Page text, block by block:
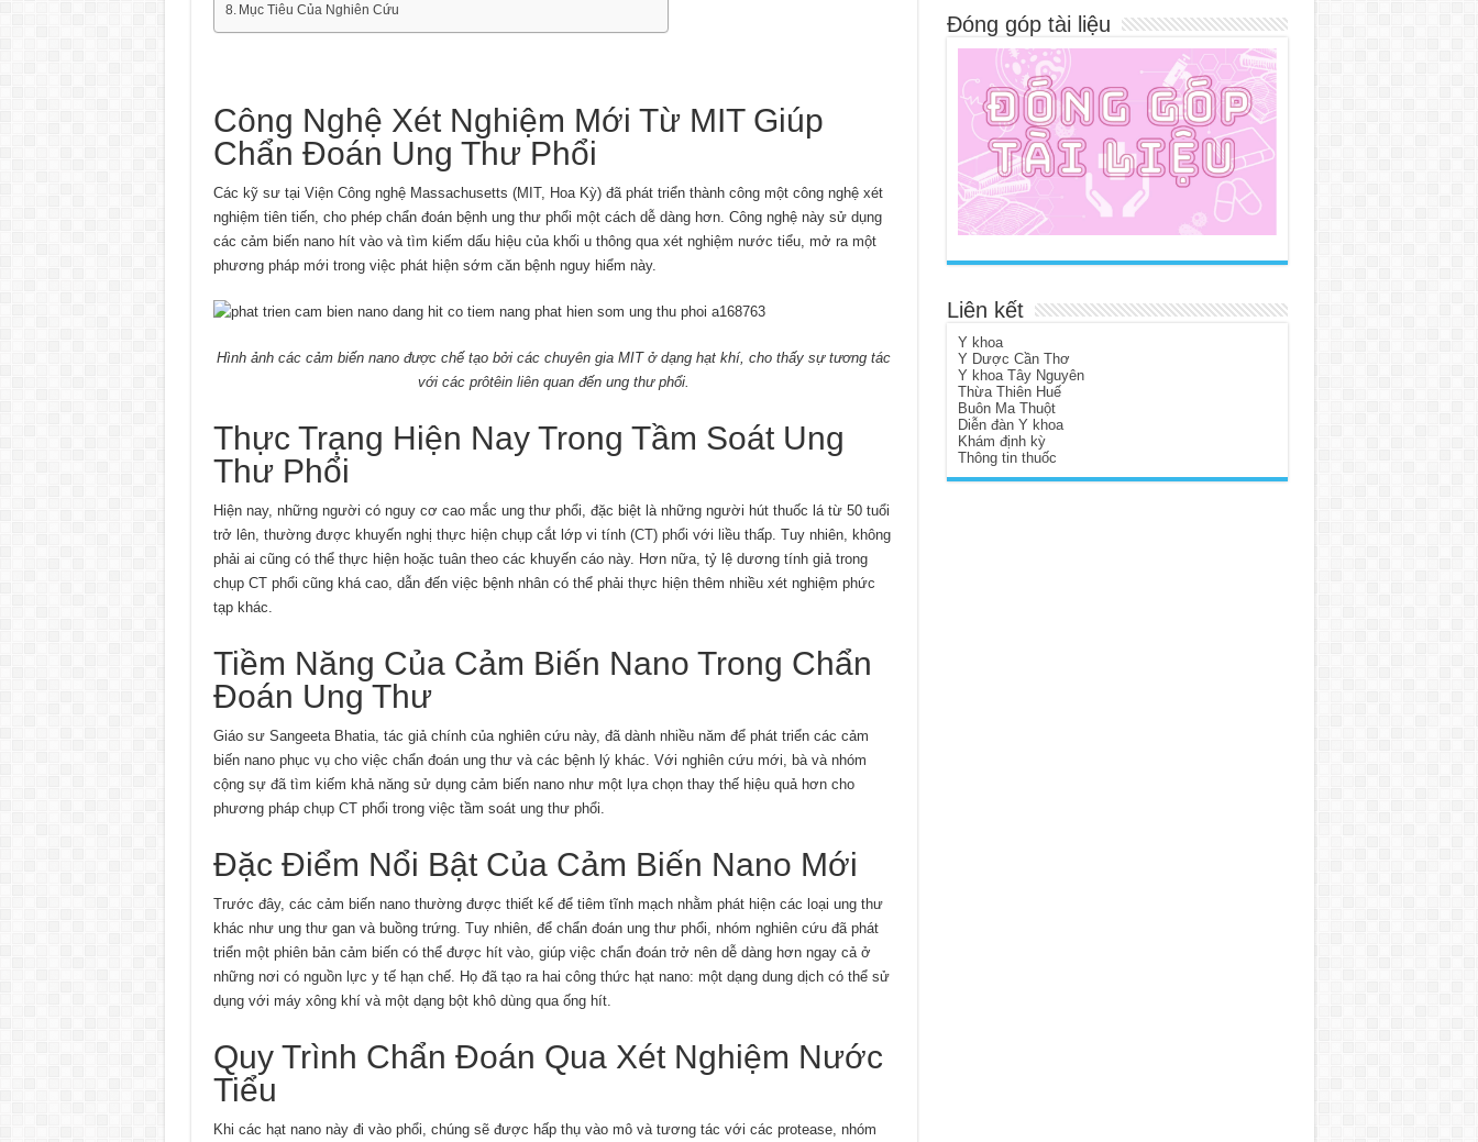
Mục Tiêu Của Nghiên Cứu
Công Nghệ Xét Nghiệm Mới Từ MIT Giúp
Chẩn Đoán Ung Thư Phổi
Các kỹ sư tại Viện Công nghệ Massachusetts (MIT, Hoa Kỳ) đã phát triển thành công một công nghệ xét
nghiệm tiên tiến, cho phép chẩn đoán bệnh ung thư phổi một cách dễ dàng hơn. Công nghệ này sử dụng
các cảm biến nano hít vào và tìm kiếm dấu hiệu của khối u thông qua xét nghiệm nước tiểu, mở ra một
phương pháp mới trong việc phát hiện sớm căn bệnh nguy hiểm này.
Hình ảnh các cảm biến nano được chế tạo bởi các chuyên gia MIT ở dạng hạt khí, cho thấy sự tương tác
với các prôtêin liên quan đến ung thư phổi.
Thực Trạng Hiện Nay Trong Tầm Soát Ung
Thư Phổi
Hiện nay, những người có nguy cơ cao mắc ung thư phổi, đặc biệt là những người hút thuốc lá từ 50 tuổi
trở lên, thường được khuyến nghị thực hiện chụp cắt lớp vi tính (CT) phổi với liều thấp. Tuy nhiên, không
phải ai cũng có thể thực hiện hoặc tuân theo các khuyến cáo này. Hơn nữa, tỷ lệ dương tính giả trong
chụp CT phổi cũng khá cao, dẫn đến việc bệnh nhân có thể phải thực hiện thêm nhiều xét nghiệm phức
tạp khác.
Tiềm Năng Của Cảm Biến Nano Trong Chẩn
Đoán Ung Thư
Giáo sư Sangeeta Bhatia, tác giả chính của nghiên cứu này, đã dành nhiều năm để phát triển các cảm
biến nano phục vụ cho việc chẩn đoán ung thư và các bệnh lý khác. Với nghiên cứu mới, bà và nhóm
cộng sự đã tìm kiếm khả năng sử dụng cảm biến nano như một lựa chọn thay thế hiệu quả hơn cho
phương pháp chụp CT phổi trong việc tầm soát ung thư phổi.
Đặc Điểm Nổi Bật Của Cảm Biến Nano Mới
Trước đây, các cảm biến nano thường được thiết kế để tiêm tĩnh mạch nhằm phát hiện các loại ung thư
khác như ung thư gan và buồng trứng. Tuy nhiên, để chẩn đoán ung thư phổi, nhóm nghiên cứu đã phát
triển một phiên bản cảm biến có thể được hít vào, giúp việc chẩn đoán trở nên dễ dàng hơn ngay cả ở
những nơi có nguồn lực y tế hạn chế. Họ đã tạo ra hai công thức hạt nano: một dạng dung dịch có thể sử
dụng với máy xông khí và một dạng bột khô dùng qua ống hít.
Quy Trình Chẩn Đoán Qua Xét Nghiệm Nước
Tiểu
Khi các hạt nano này đi vào phổi, chúng sẽ được hấp thụ vào mô và tương tác với các protease, nhóm
Đóng góp tài liệu
Liên kết
Y khoa
Y Dược Cần Thơ
Y khoa Tây Nguyên
Thừa Thiên Huế
Buôn Ma Thuột
Diễn đàn Y khoa
Khám định kỳ
Thông tin thuốc